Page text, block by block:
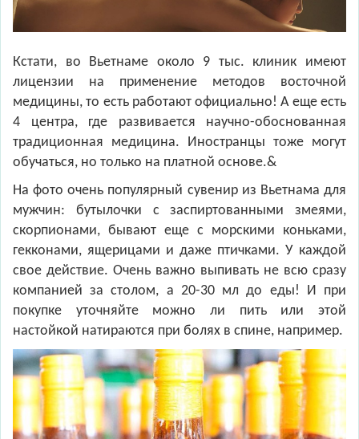
Кстати, во Вьетнаме около 9 тыс. клиник имеют
лицензии на применение методов восточной
медицины, то есть работают официально! А еще есть
4 центра, где развивается научно-обоснованная
традиционная медицина. Иностранцы тоже могут
обучаться, но только на платной основе.&
На фото очень популярный сувенир из Вьетнама для
мужчин: бутылочки с заспиртованными змеями,
скорпионами, бывают еще с морскими коньками,
гекконами, ящерицами и даже птичками. У каждой
свое действие. Очень важно выпивать не всю сразу
компанией за столом, а 20-30 мл до еды! И при
покупке уточняйте можно ли пить или этой
настойкой натираются при болях в спине, например.